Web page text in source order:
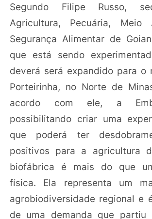
Segundo Filipe Russo,
Agricultura, Pecuária, Meio
Segurança Alimentar de
que está sendo
deverá será expandido para o
Porteirinha, no Norte de
acordo com ele, a
possibilitando criar uma
que poderá ter
positivos para a agricultura
biofábrica é mais do que
física. Ela representa um
agrobiodiversidade regional e
de uma demanda que partiu